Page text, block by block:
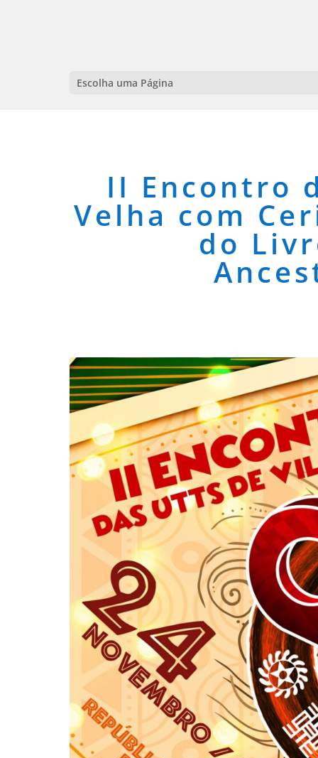
Escolha uma Página
II Encontro
Velha com
do